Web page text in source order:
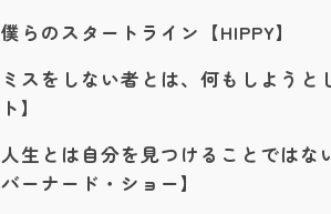
僕らのスタートライン【HIPPY】
ミスをしない者とは、何もしよう
ト】
人生とは自分を見つけることではな
バーナード・ショー】